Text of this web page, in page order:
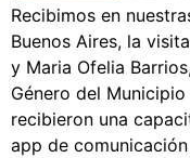
Recibimos en
Buenos Aires, la
y Maria Ofelia
Género del
recibieron una
app de